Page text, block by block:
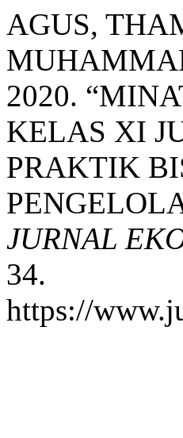
AGUS,
2020.
KELAS XI
PRAKTIK
JURNAL
34.
https://